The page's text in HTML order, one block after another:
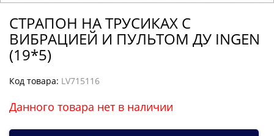
СТРАПОН НА ТРУСИКАХ С
ВИБРАЦИЕЙ И ПУЛЬТОМ ДУ INGEN
(19*5)
Код товара: LV715116
Данного товара нет в наличии